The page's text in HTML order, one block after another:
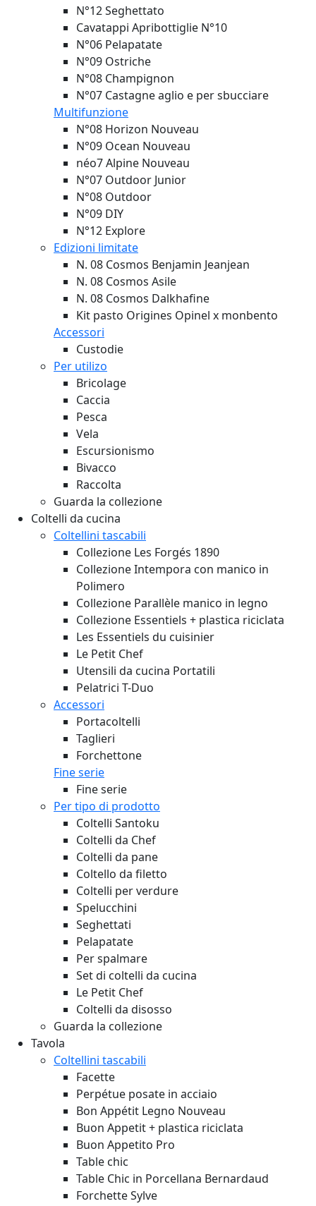
N°12 Seghettato
Cavatappi Apribottiglie N°10
N°06 Pelapatate
N°09 Ostriche
N°08 Champignon
N°07 Castagne aglio e per sbucciare
Multifunzione
N°08 Horizon Nouveau
N°09 Ocean Nouveau
néo7 Alpine Nouveau
N°07 Outdoor Junior
N°08 Outdoor
N°09 DIY
N°12 Explore
Edizioni limitate
N. 08 Cosmos Benjamin Jeanjean
N. 08 Cosmos Asile
N. 08 Cosmos Dalkhafine
Kit pasto Origines Opinel x monbento
Accessori
Custodie
Per utilizo
Bricolage
Caccia
Pesca
Vela
Escursionismo
Bivacco
Raccolta
Guarda la collezione
Coltelli da cucina
Coltellini tascabili
Collezione Les Forgés 1890
Collezione Intempora con manico in
Polimero
Collezione Parallèle manico in legno
Collezione Essentiels + plastica riciclata
Les Essentiels du cuisinier
Le Petit Chef
Utensili da cucina Portatili
Pelatrici T-Duo
Accessori
Portacoltelli
Taglieri
Forchettone
Fine serie
Fine serie
Per tipo di prodotto
Coltelli Santoku
Coltelli da Chef
Coltelli da pane
Coltello da filetto
Coltelli per verdure
Spelucchini
Seghettati
Pelapatate
Per spalmare
Set di coltelli da cucina
Le Petit Chef
Coltelli da disosso
Guarda la collezione
Tavola
Coltellini tascabili
Facette
Perpétue posate in acciaio
Bon Appétit Legno Nouveau
Buon Appetit + plastica riciclata
Buon Appetito Pro
Table chic
Table Chic in Porcellana Bernardaud
Forchette Sylve